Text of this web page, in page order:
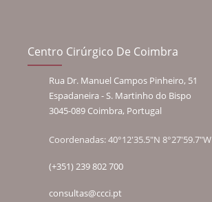
Centro Cirúrgico De Coimbra
Rua Dr. Manuel Campos Pinheiro, 51
Espadaneira - S. Martinho do Bispo
3045-089 Coimbra, Portugal
Coordenadas: 40°12'35.5"N 8°27'59.7"W
(+351) 239 802 700
consultas@ccci.pt